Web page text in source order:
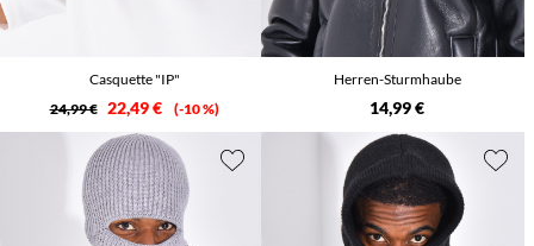
Casquette "IP"
24,99 € 22,49 € -10 %
Herren-Sturmhaube
14,99 €